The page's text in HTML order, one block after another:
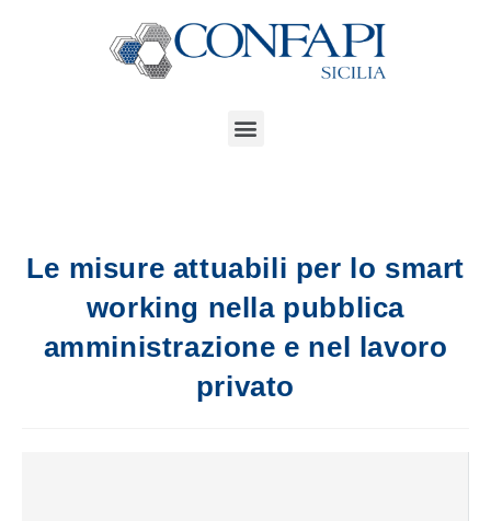
Le misure attuabili per lo smart
working nella pubblica
amministrazione e nel lavoro
privato